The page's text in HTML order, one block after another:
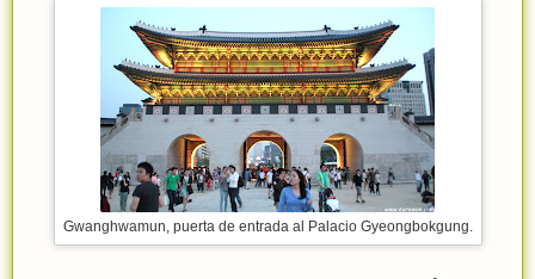
Gwanghwamun, puerta de entrada al Palacio Gyeongbokgung.